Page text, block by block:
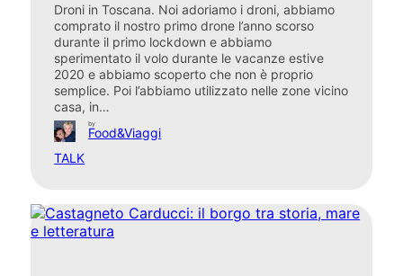
Droni in Toscana. Noi adoriamo i droni, abbiamo
comprato il nostro primo drone l’anno scorso
durante il primo lockdown e abbiamo
sperimentato il volo durante le vacanze estive
2020 e abbiamo scoperto che non è proprio
semplice. Poi l’abbiamo utilizzato nelle zone vicino
casa, in…
by
Food&Viaggi
TALK